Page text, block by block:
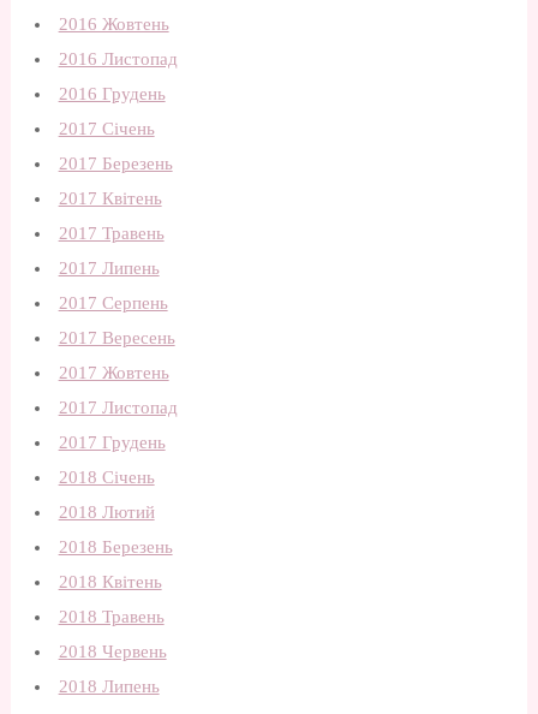
2016 Жовтень
2016 Листопад
2016 Грудень
2017 Січень
2017 Березень
2017 Квітень
2017 Травень
2017 Липень
2017 Серпень
2017 Вересень
2017 Жовтень
2017 Листопад
2017 Грудень
2018 Січень
2018 Лютий
2018 Березень
2018 Квітень
2018 Травень
2018 Червень
2018 Липень